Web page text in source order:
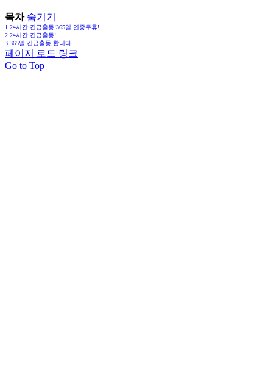
목차 숨기기
1 24시간 긴급출동!365일 연중무휴!
2 24시간 긴급출동!
3 365일 긴급출동 합니다
페이지 로드 링크
Go to Top